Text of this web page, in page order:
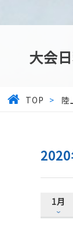
大会
TOP > 陸
1月